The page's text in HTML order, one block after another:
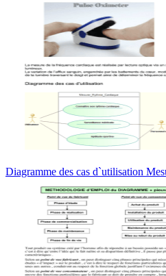
Diagramme des cas d`utilisation